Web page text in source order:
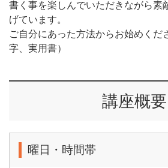
書く事を楽しんでいただきながら素
げています。
ご自分にあった方法からお始めくだ
字、実用書）
講座概要
曜日・時間帯